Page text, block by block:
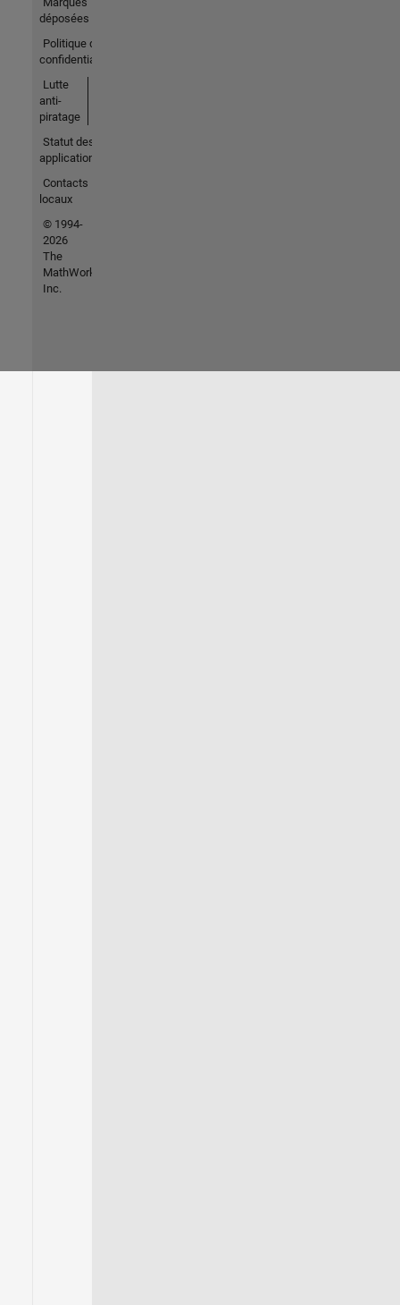
déposées
Politique de
confidentialité
Lutte
anti-
piratage
Statut des
applications
Contacts
locaux
© 1994-
2026
The
MathWorks,
Inc.